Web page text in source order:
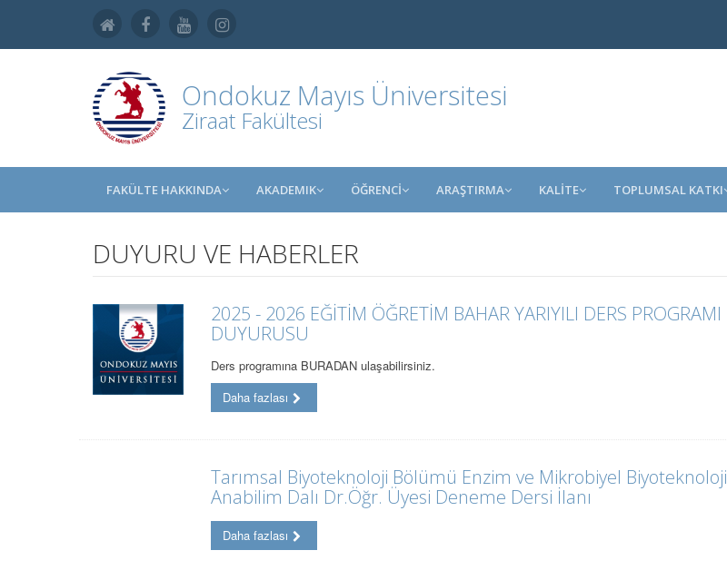
Ondokuz Mayıs Üniversitesi
Ziraat Fakültesi
FAKÜLTE HAKKINDA AKADEMIK ÖĞRENCİ ARAŞTIRMA KALİTE TOPLUMSAL KATKI
DUYURU VE HABERLER
2025 - 2026 EĞİTİM ÖĞRETİM BAHAR YARIYILI DERS PROGRAMI
DUYURUSU
Ders programına BURADAN ulaşabilirsiniz.
Daha fazlası
Tarımsal Biyoteknoloji Bölümü Enzim ve Mikrobiyel Biyoteknoloji
Anabilim Dalı Dr.Öğr. Üyesi Deneme Dersi İlanı
Daha fazlası